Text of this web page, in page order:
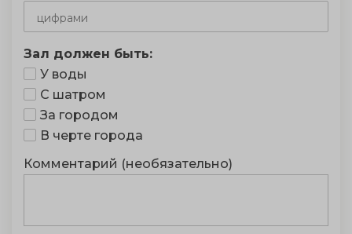
Зал должен быть:
У воды
С шатром
За городом
В черте города
Комментарий (необязательно)